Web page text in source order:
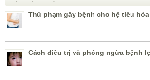
Thủ phạm gây bệnh cho hệ tiêu hóa
Cách điều trị và phòng ngừa bệnh